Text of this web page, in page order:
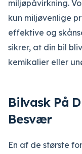
miljøpåvirkning.
kun miljøvenlige
effektive og
sikrer, at din bil
kemikalier eller
Bilvask På
Besvær
En af de største